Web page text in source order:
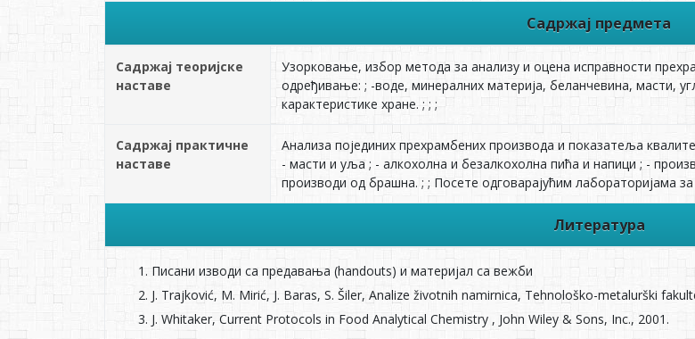
Садржај предмета
Садржај теоријске
наставе
Узорковање, избор метода за анализу и оцена исправности
одређивање: ; -воде, минералних материја, беланчевина, масти,
карактеристике хране. ; ; ;
Садржај практичне
наставе
Анализа појединих прехрамбених производа и показатеља
- масти и уља ; - алкохолна и безалкохолна пића и напици ; -
производи од брашна. ; ; Посете одговарајућим лабораторијама
Литература
Писани изводи са предавања (handouts) и материјал са вежби
J. Trajković, M. Mirić, J. Baras, S. Šiler, Analize životnih namirnica, Tehnološko-metalurški
J. Whitaker, Current Protocols in Food Analytical Chemistry , John Wiley & Sons, Inc., 2001.